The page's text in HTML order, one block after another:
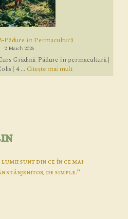
Pădure în Permacultură
2 March 2026
Grădină-Pădure în permacultură |
| 4 ... Citește mai mult
sunt din ce în ce mai
stânjenitor de simple.”